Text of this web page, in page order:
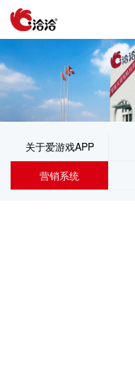
关于爱游戏APP
营销系统